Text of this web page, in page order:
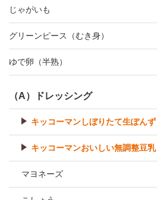
じゃがいも
グリーンピース（むき身）
ゆで卵（半熟）
（A）ドレッシング
キッコーマンしぼりたて生ぽんず
キッコーマンおいしい無調整豆乳
マヨネーズ